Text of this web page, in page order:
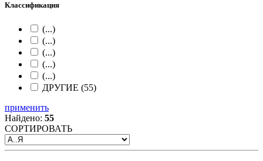
Классификация
(...)
(...)
(...)
(...)
(...)
ДРУГИЕ (55)
применить
Найдено: 55
СОРТИРОВАТЬ